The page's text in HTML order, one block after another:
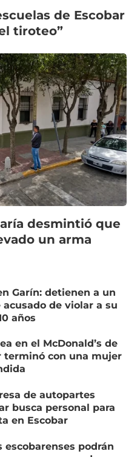
de Escobar
tiroteo”
desmintió que
un arma
Garín: detienen a un
acusado de violar a su
años
en el McDonald’s de
terminó con una mujer
de autopartes
busca personal para
en Escobar
escobarenses podrán